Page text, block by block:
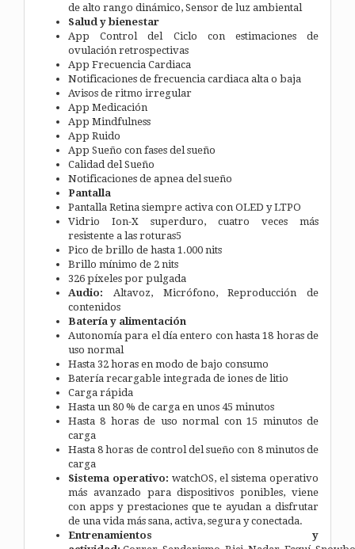
de alto rango dinámico, Sensor de luz ambiental
Salud y bienestar
App Control del Ciclo con estimaciones de
ovulación retrospectivas
App Frecuencia Cardiaca
Notificaciones de frecuencia cardiaca alta o baja
Avisos de ritmo irregular
App Medicación
App Mindfulness
App Ruido
App Sueño con fases del sueño
Calidad del Sueño
Notificaciones de apnea del sueño
Pantalla
Pantalla Retina siempre activa con OLED y LTPO
Vidrio Ion-X superduro, cuatro veces más
resistente a las roturas5
Pico de brillo de hasta 1.000 nits
Brillo mínimo de 2 nits
326 píxeles por pulgada
Audio: Altavoz, Micrófono, Reproducción de
contenidos
Batería y alimentación
Autonomía para el día entero con hasta 18 horas de
uso normal
Hasta 32 horas en modo de bajo consumo
Batería recargable integrada de iones de litio
Carga rápida
Hasta un 80 % de carga en unos 45 minutos
Hasta 8 horas de uso normal con 15 minutos de
carga
Hasta 8 horas de control del sueño con 8 minutos de
carga
Sistema operativo: watchOS, el sistema operativo
más avanzado para dispositivos ponibles, viene
con apps y prestaciones que te ayudan a disfrutar
de una vida más sana, activa, segura y conectada.
Entrenamientos y